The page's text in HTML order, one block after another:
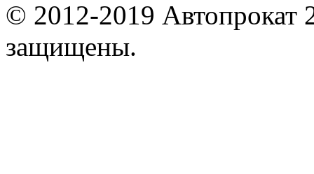
© 2012-2019 Автопрокат
защищены.